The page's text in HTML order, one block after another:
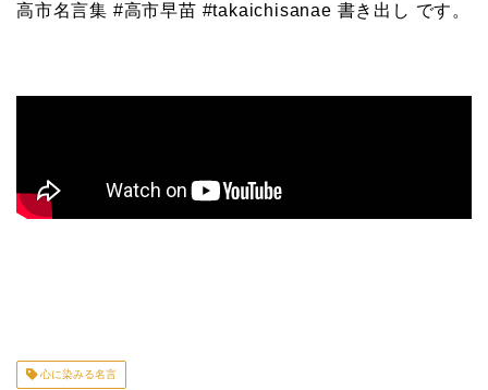
高市名言集 #高市早苗 #takaichisanae 書き出し です。
心に染みる名言